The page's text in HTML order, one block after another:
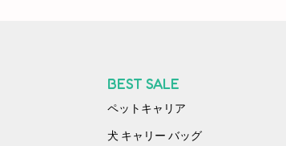
BEST SALE
ペットキャリア
犬 キャリー バッグ​